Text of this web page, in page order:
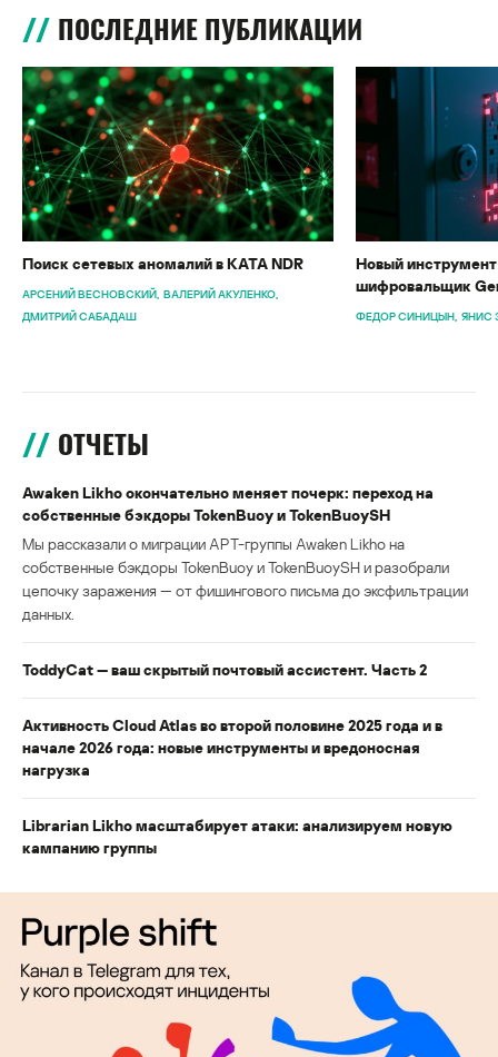
ПОСЛЕДНИЕ ПУБЛИКАЦИИ
Поиск сетевых аномалий в KATA NDR
АРСЕНИЙ ВЕСНОВСКИЙ ВАЛЕРИЙ АКУЛЕНКО
ДМИТРИЙ САБАДАШ
Новый
шифровальщик
ФЕДОР СИНИЦЫН ЯНИС
ОТЧЕТЫ
Awaken Likho окончательно меняет почерк: переход на
собственные бэкдоры TokenBuoy и TokenBuoySH
Мы рассказали о миграции APT-группы Awaken Likho на
собственные бэкдоры TokenBuoy и TokenBuoySH и разобрали
цепочку заражения — от фишингового письма до эксфильтрации
данных.
ToddyCat — ваш скрытый почтовый ассистент. Часть 2
Активность Cloud Atlas во второй половине 2025 года и в
начале 2026 года: новые инструменты и вредоносная
нагрузка
Librarian Likho масштабирует атаки: анализируем новую
кампанию группы